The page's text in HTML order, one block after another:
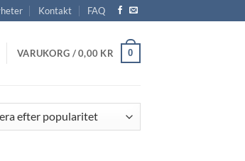
Kontakt FAQ
VARUKORG /0,00 KR 0